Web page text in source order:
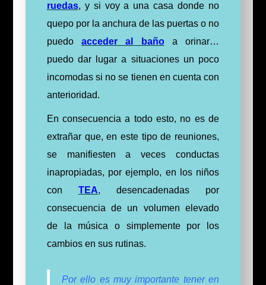
ruedas, y si voy a una casa donde no
quepo por la anchura de las puertas o no
puedoacceder al bañoa orinar…
puedo dar lugar a situaciones un poco
incomodas si no se tienen en cuenta con
anterioridad.
En consecuencia a todo esto, no es de
extrañar que, en este tipo de reuniones,
se manifiesten a veces conductas
inapropiadas, por ejemplo, en los niños
con TEA, desencadenadas por
consecuencia de un volumen elevado
de la música o simplemente por los
cambios en sus rutinas.
Por ello es muy importante tener en